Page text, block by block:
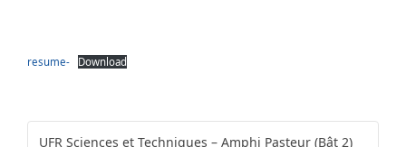
resume- Download
UFR Sciences et Techniques – Amphi Pasteur (Bât 2)